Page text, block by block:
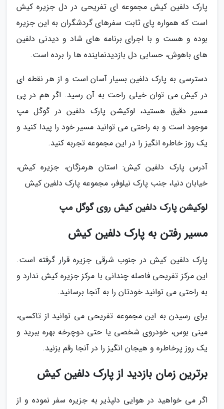
پارک دلفین کیش مجموعه ای تفریحی در دل جزیره کیش
است که همواره پای ثابت سفرهای گردشگران به این جزیره
بوده و هست و با اجرای برنامه های شاد و دیدنی دلفین
های باهوش، حسابی دل بازدیدنماینده ها را برده است.
دسترسی به پارک دلفین بسیار آسان است و از هر نقطه ای
در کیش می توان خیلی راحت به آن رسید. اگر هم در پی
مسیر دقیق هستید، لوکیشن پارک دلفین در گوگل مپ
موجود است و به راحتی می توانید مسیر خود را پیدا کنید و
یک روز خاطره انگیز را در این مجموعه تجربه کنید.
آدرس پارک دلفین کیش: استان هرمزگان، جزیره کیش،
خیابان دنیا، جنب پارک نیلوفر، مجموعه پارک دلفین کیش
لوکیشن پارک دلفین کیش روی گوگل مپ
مسیر رفتن به پارک دلفین کیش
پارک دلفین کیش در جنوب شرقی جزیره قرار گرفته است.
این مرکز تفریحی فاصله چندانی با مرکز جزیره کیش ندارد و
به راحتی می توانید خودتان را به آنجا برسانید.
برای رسیدن به این مجموعه تفریحی می توانید از تاکسی،
مینی بوس، خودروی شخصی یا حتی دوچرخه بهره ببرید و
یک روز پرخاطره و هیجان انگیز را در آنجا رقم بزنید.
برترین زمان بازدید از پارک دلفین کیش
اگر می خواهید در هوایی دلپذیر به جزیره سفر نموده و از